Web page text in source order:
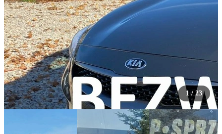
1 / 23